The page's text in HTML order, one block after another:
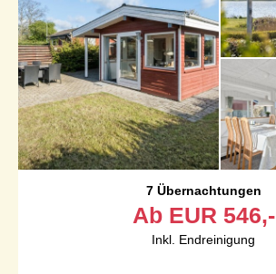
7 Übernachtungen
Ab EUR 546,-
Inkl. Endreinigung